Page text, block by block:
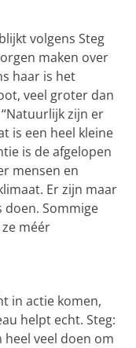
volgens Steg
maken over
haar is het
veel groter dan
zijn er
is een heel kleine
is de afgelopen
mensen en
Er zijn maar
doen. Sommige
méér
in actie komen,
helpt echt. Steg:
heel veel doen om